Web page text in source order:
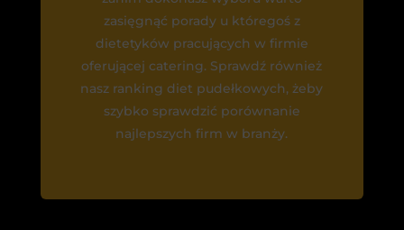
zasięgnąć porady u któregoś z
dietetyków pracujących w firmie
oferującej catering. Sprawdź również
nasz ranking diet pudełkowych, żeby
szybko sprawdzić porównanie
najlepszych firm w branży.